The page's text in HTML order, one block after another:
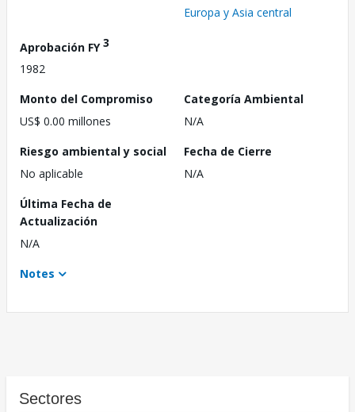
Europa y Asia central
Aprobación FY3
1982
Monto del Compromiso
US$ 0.00 millones
Categoría Ambiental
N/A
Riesgo ambiental y social
No aplicable
Fecha de Cierre
N/A
Última Fecha de
Actualización
N/A
Notes
Sectores